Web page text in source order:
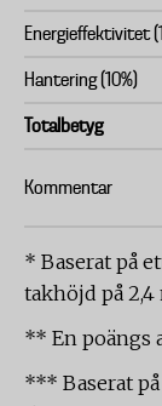
Energieffektivitet
Hantering (10%)
Totalbetyg
Kommentar
* Baserat på
takhöjd på 2,4
** En poängs
*** Baserat